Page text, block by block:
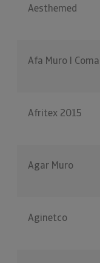
Aesthemed
Afa Muro I
Afritex 2015
Agar Muro
Aginetco